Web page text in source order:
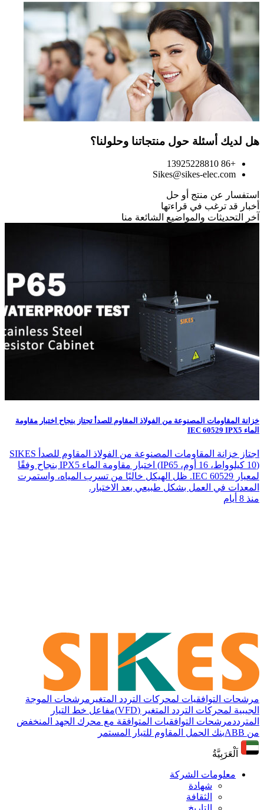
هل لديك أسئلة حول منتجاتنا وحلولنا؟
+86 13925228810
Sikes@sikes-elec.com
استفسار عن منتج أو حل
أخبار قد ترغب في قراءتها
آخر التحديثات والمواضيع الشائعة منا
خزانة المقاومات المصنوعة من الفولاذ المقاوم للصدأ تجتاز بنجاح اختبار مقاومة
الماء IEC 60529 IPX5
اجتاز خزانة المقاومات المصنوعة من الفولاذ المقاوم للصدأ SIKES
(10 كيلوواط، 16 أوم، IP65) اختبار مقاومة الماء IPX5 بنجاح وفقًا
لمعيار IEC 60529. ظل الهيكل خاليًا من تسرب المياه، واستمرت
المعدات في العمل بشكل طبيعي بعد الاختبار.
منذ 8 أيام
مرشحات التوافقيات لمحركات التردد المتغير مرشحات الموجة
الجيبية لمحركات التردد المتغير (VFD)
مفاعل خط التيار
المترددمرشحات التوافقيات المتوافقة مع محرك الجهد المنخفض
من ABB
بنك الحمل المقاوم للتيار المستمر
اَلْعَرَبِيَّةُ
معلومات الشركة
شهادة
الثقافة